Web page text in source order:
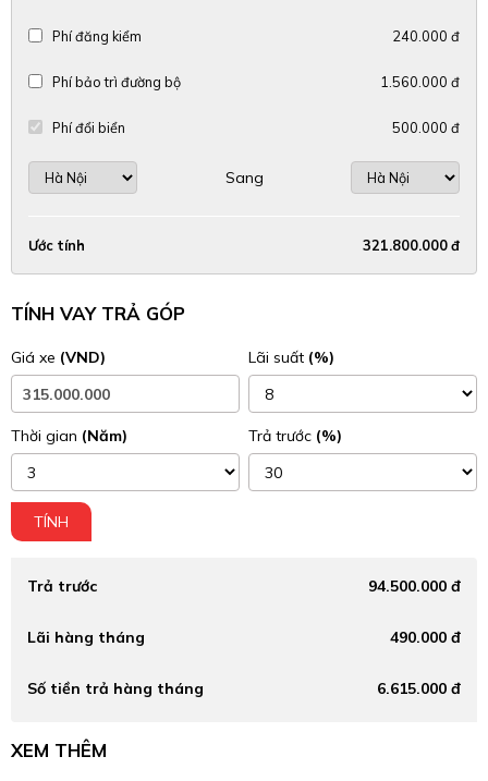
Phí đăng kiểm 240.000 đ
Phí bảo trì đường bộ 1.560.000 đ
Phí đổi biển 500.000 đ
Sang
Ước tính 321.800.000 đ
TÍNH VAY TRẢ GÓP
Giá xe (VND) Lãi suất (%)
Thời gian (Năm) Trả trước (%)
TÍNH
Trả trước 94.500.000 đ
Lãi hàng tháng 490.000 đ
Số tiền trả hàng tháng 6.615.000 đ
XEM THÊM